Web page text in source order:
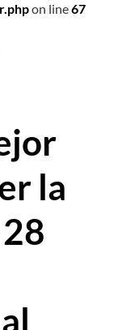
on line67
la